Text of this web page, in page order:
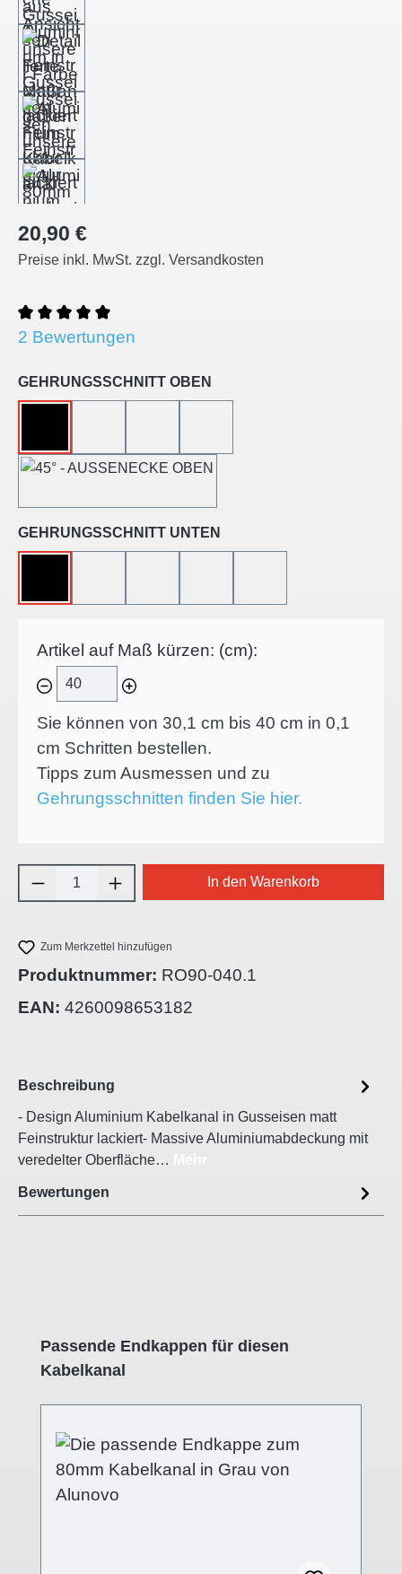
Regulärer Preis:
20,90 €
Preise inkl. MwSt. zzgl. Versandkosten
Durchschnittliche Bewertung von 5 von 5 Sternen
2 Bewertungen
GEHRUNGSSCHNITT OBEN
GEHRUNGSSCHNITT UNTEN
Artikel auf Maß kürzen: (cm):
Sie können von 30,1 cm bis 40 cm in 0,1
cm Schritten bestellen.
Tipps zum Ausmessen und zu
Gehrungsschnitten finden Sie hier.
Produkt Anzahl: Gib den gewünschten
In den Warenkorb
Zum Merkzettel hinzufügen
Produktnummer: RO90-040.1
EAN: 4260098653182
Beschreibung
- Design Aluminium Kabelkanal in Gusseisen matt
Feinstruktur lackiert- Massive Aluminiumabdeckung mit
veredelter Oberfläche…
Bewertungen
Produktgalerie überspringen
Passende Endkappen für diesen
Kabelkanal